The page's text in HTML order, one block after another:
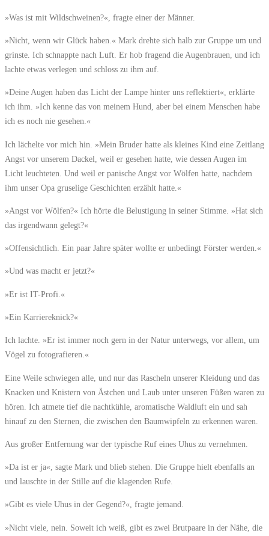
»Was ist mit Wildschweinen?«, fragte einer der Männer.
»Nicht, wenn wir Glück haben.« Mark drehte sich halb zur Gruppe um und
grinste. Ich schnappte nach Luft. Er hob fragend die Augenbrauen, und ich
lachte etwas verlegen und schloss zu ihm auf.
»Deine Augen haben das Licht der Lampe hinter uns reflektiert«, erklärte
ich ihm. »Ich kenne das von meinem Hund, aber bei einem Menschen habe
ich es noch nie gesehen.«
Ich lächelte vor mich hin. »Mein Bruder hatte als kleines Kind eine Zeitlang
Angst vor unserem Dackel, weil er gesehen hatte, wie dessen Augen im
Licht leuchteten. Und weil er panische Angst vor Wölfen hatte, nachdem
ihm unser Opa gruselige Geschichten erzählt hatte.«
»Angst vor Wölfen?« Ich hörte die Belustigung in seiner Stimme. »Hat sich
das irgendwann gelegt?«
»Offensichtlich. Ein paar Jahre später wollte er unbedingt Förster werden.«
»Und was macht er jetzt?«
»Er ist IT-Profi.«
»Ein Karriereknick?«
Ich lachte. »Er ist immer noch gern in der Natur unterwegs, vor allem, um
Vögel zu fotografieren.«
Eine Weile schwiegen alle, und nur das Rascheln unserer Kleidung und das
Knacken und Knistern von Ästchen und Laub unter unseren Füßen waren zu
hören. Ich atmete tief die nachtkühle, aromatische Waldluft ein und sah
hinauf zu den Sternen, die zwischen den Baumwipfeln zu erkennen waren.
Aus großer Entfernung war der typische Ruf eines Uhus zu vernehmen.
»Da ist er ja«, sagte Mark und blieb stehen. Die Gruppe hielt ebenfalls an
und lauschte in der Stille auf die klagenden Rufe.
»Gibt es viele Uhus in der Gegend?«, fragte jemand.
»Nicht viele, nein. Soweit ich weiß, gibt es zwei Brutpaare in der Nähe, die